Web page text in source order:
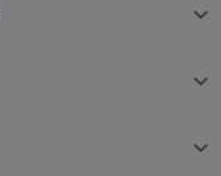


